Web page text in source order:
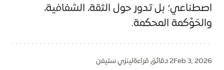
اصطناعي؛ بل تدور حول الثقة، الشفافية،
والحَوْكمة المحكمة.
Feb 3, 20262 دقائق قراءة لينزي ستيفن